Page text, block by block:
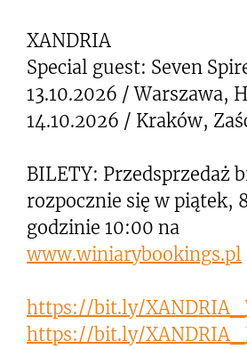
XANDRIA
Special guest: Seven
13.10.2026 / Warszawa,
14.10.2026 / Kraków,
BILETY: Przedsprzedaż
rozpocznie się w piątek,
godzinie 10:00 na
www.winiarybookings.pl
https://bit.ly/
https://bit.ly/